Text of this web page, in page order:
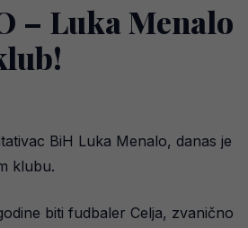
– Luka Menalo
BiH Luka Menalo, danas je
klubu.
biti fudbaler Celja, zvanično